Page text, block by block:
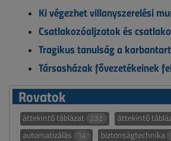
Ki végezhet villanyszerelési
Csatlakozóaljzatok és
Tragikus tanulság a
Társasházak fővezetékeinek
Rovatok
áttekintő táblázat 232 áttekintő
automatizálás 14 biztonságtechnika